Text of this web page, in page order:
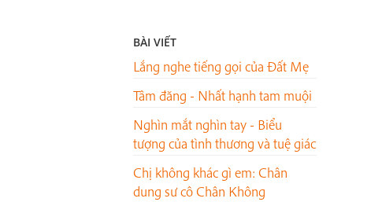
BÀI VIẾT
Lắng nghe tiếng gọi của Đất Mẹ
Tâm đăng - Nhất hạnh tam muội
Nghìn mắt nghìn tay - Biểu
tượng của tình thương và tuệ giác
Chị không khác gì em: Chân
dung sư cô Chân Không